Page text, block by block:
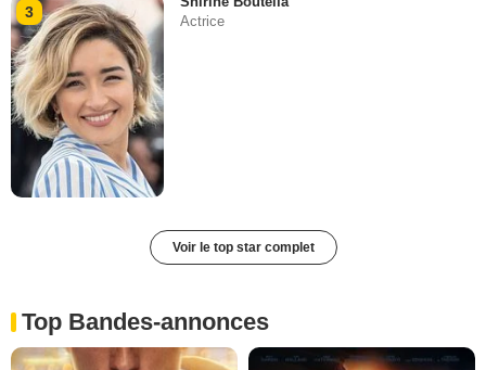
3
Actrice
Voir le top star complet
Top Bandes-annonces